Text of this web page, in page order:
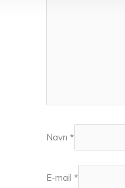
Navn *
E-mail *